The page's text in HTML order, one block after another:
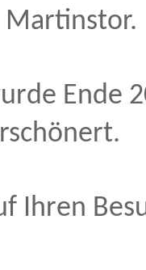
Ende
Ihren